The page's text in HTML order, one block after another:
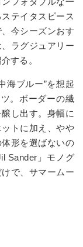
テイタスピース
今シーズンおす
ラグジュアリー
する。
海ブルー”を想起
。ボーダーの繊
し出す。身幅に
トに加え、やや
形を選ばないの
Sander 」モノグ
で、サマームー